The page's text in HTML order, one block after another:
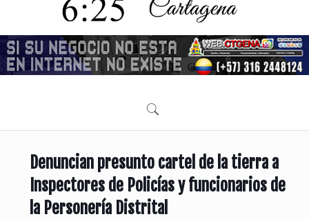
Denuncian presunto cartel de la tierra a
Inspectores de Policías y funcionarios de
la Personería Distrital